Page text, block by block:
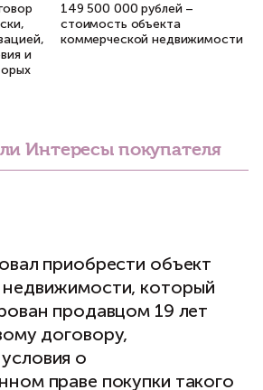
и
149 500 000 рублей –
стоимость объекта
коммерческой недвижимости
Интересы покупателя
приобрести объект
который
продавцом 19 лет
договору,
о
праве покупки такого